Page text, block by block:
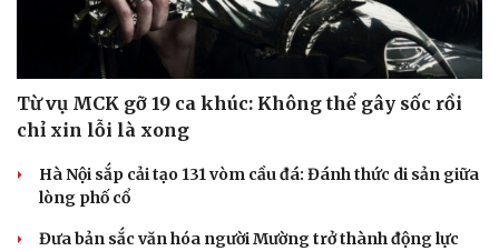
Từ vụ MCK gỡ 19 ca khúc: Không thể gây sốc rồi
chỉ xin lỗi là xong
Hà Nội sắp cải tạo 131 vòm cầu đá: Đánh thức di sản giữa
lòng phố cổ
Đưa bản sắc văn hóa người Mường trở thành động lực